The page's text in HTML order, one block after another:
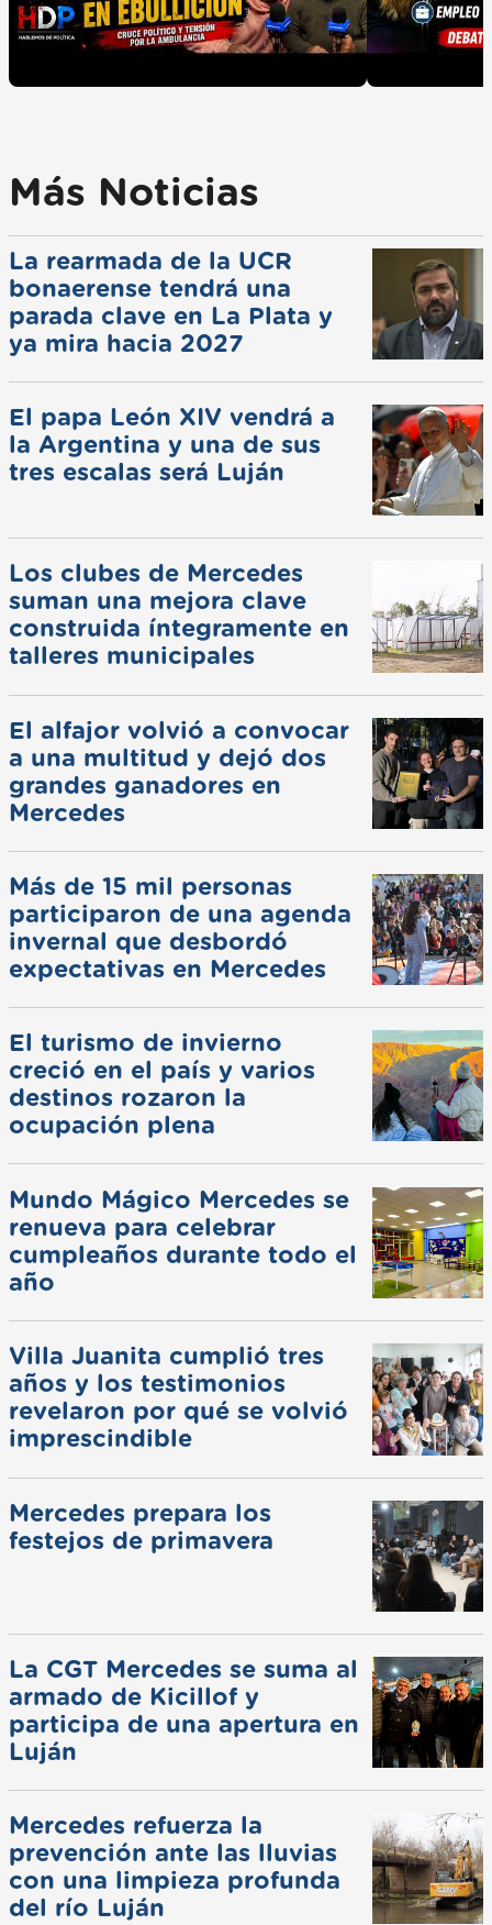
Más Noticias
La rearmada de la UCR
bonaerense tendrá una
parada clave en La Plata y
ya mira hacia 2027
El papa León XIV vendrá a
la Argentina y una de sus
tres escalas será Luján
Los clubes de Mercedes
suman una mejora clave
construida íntegramente en
talleres municipales
El alfajor volvió a convocar
a una multitud y dejó dos
grandes ganadores en
Mercedes
Más de 15 mil personas
participaron de una agenda
invernal que desbordó
expectativas en Mercedes
El turismo de invierno
creció en el país y varios
destinos rozaron la
ocupación plena
Mundo Mágico Mercedes se
renueva para celebrar
cumpleaños durante todo el
año
Villa Juanita cumplió tres
años y los testimonios
revelaron por qué se volvió
imprescindible
Mercedes prepara los
festejos de primavera
La CGT Mercedes se suma al
armado de Kicillof y
participa de una apertura en
Luján
Mercedes refuerza la
prevención ante las lluvias
con una limpieza profunda
del río Luján